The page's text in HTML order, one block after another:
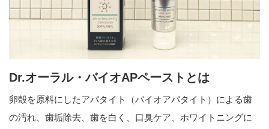
Dr.オーラル・バイオAPペーストとは
卵殻を原料にしたアパタイト（バイオアパタイト）による歯
の汚れ、歯垢除去、歯を白く、口臭ケア、ホワイトニングに